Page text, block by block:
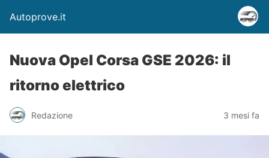
Autoprove.it
Nuova Opel Corsa GSE 2026: il
ritorno elettrico
Redazione 3 mesi fa